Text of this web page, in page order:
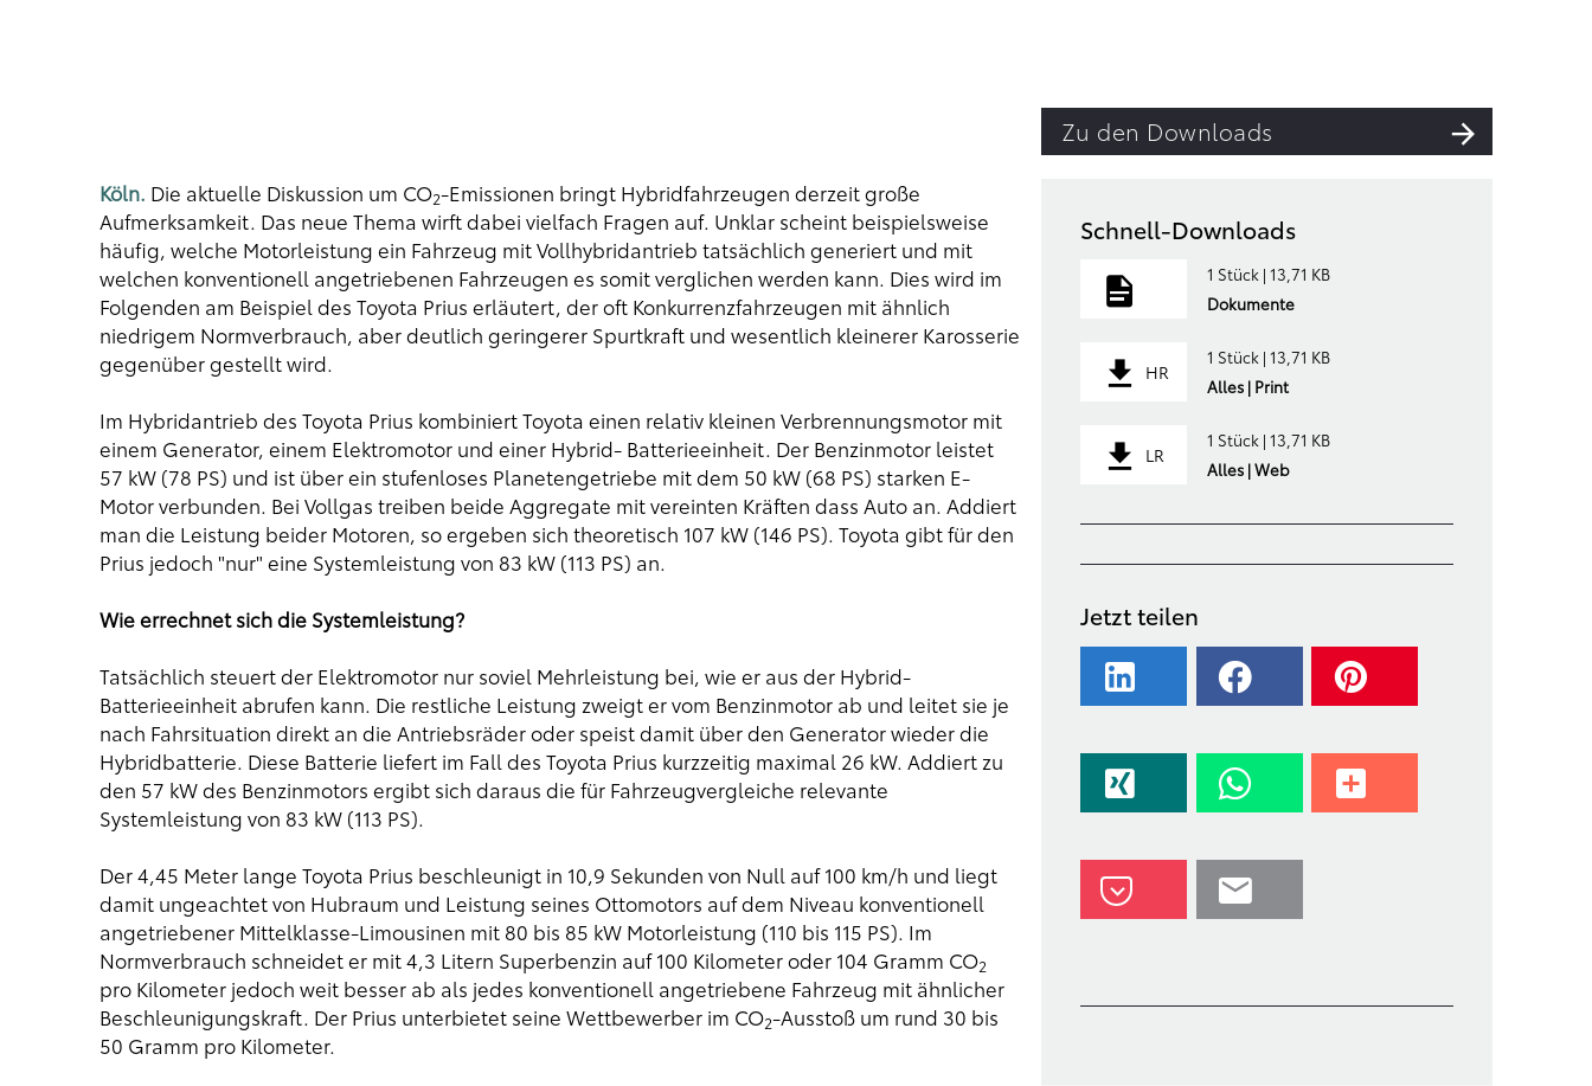
Zu den Downloads
Köln. Die aktuelle Diskussion um CO2-Emissionen bringt Hybridfahrzeugen derzeit große
Aufmerksamkeit. Das neue Thema wirft dabei vielfach Fragen auf. Unklar scheint beispielsweise
häufig, welche Motorleistung ein Fahrzeug mit Vollhybridantrieb tatsächlich generiert und mit
welchen konventionell angetriebenen Fahrzeugen es somit verglichen werden kann. Dies wird im
Folgenden am Beispiel des Toyota Prius erläutert, der oft Konkurrenzfahrzeugen mit ähnlich
niedrigem Normverbrauch, aber deutlich geringerer Spurtkraft und wesentlich kleinerer Karosserie
gegenüber gestellt wird.
Im Hybridantrieb des Toyota Prius kombiniert Toyota einen relativ kleinen Verbrennungsmotor mit
einem Generator, einem Elektromotor und einer Hybrid- Batterieeinheit. Der Benzinmotor leistet
57 kW (78 PS) und ist über ein stufenloses Planetengetriebe mit dem 50 kW (68 PS) starken E-
Motor verbunden. Bei Vollgas treiben beide Aggregate mit vereinten Kräften dass Auto an. Addiert
man die Leistung beider Motoren, so ergeben sich theoretisch 107 kW (146 PS). Toyota gibt für den
Prius jedoch "nur" eine Systemleistung von 83 kW (113 PS) an.
Wie errechnet sich die Systemleistung?
Tatsächlich steuert der Elektromotor nur soviel Mehrleistung bei, wie er aus der Hybrid-
Batterieeinheit abrufen kann. Die restliche Leistung zweigt er vom Benzinmotor ab und leitet sie je
nach Fahrsituation direkt an die Antriebsräder oder speist damit über den Generator wieder die
Hybridbatterie. Diese Batterie liefert im Fall des Toyota Prius kurzzeitig maximal 26 kW. Addiert zu
den 57 kW des Benzinmotors ergibt sich daraus die für Fahrzeugvergleiche relevante
Systemleistung von 83 kW (113 PS).
Der 4,45 Meter lange Toyota Prius beschleunigt in 10,9 Sekunden von Null auf 100 km/h und liegt
damit ungeachtet von Hubraum und Leistung seines Ottomotors auf dem Niveau konventionell
angetriebener Mittelklasse-Limousinen mit 80 bis 85 kW Motorleistung (110 bis 115 PS). Im
Normverbrauch schneidet er mit 4,3 Litern Superbenzin auf 100 Kilometer oder 104 Gramm CO2
pro Kilometer jedoch weit besser ab als jedes konventionell angetriebene Fahrzeug mit ähnlicher
Beschleunigungskraft. Der Prius unterbietet seine Wettbewerber im CO2-Ausstoß um rund 30 bis
50 Gramm pro Kilometer.
Schnell-Downloads
1 Stück | 13,71 KB
Dokumente
HR
1 Stück | 13,71 KB
Alles | Print
LR
1 Stück | 13,71 KB
Alles | Web
Jetzt teilen